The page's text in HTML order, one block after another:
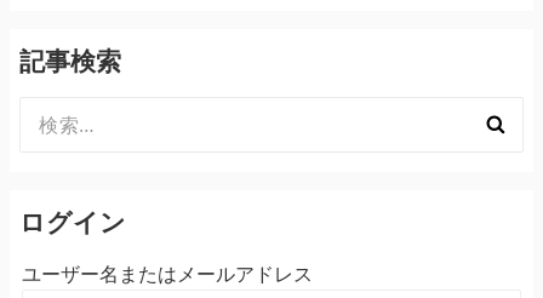
記事検索
索:
ログイン
ユーザー名またはメールアドレス